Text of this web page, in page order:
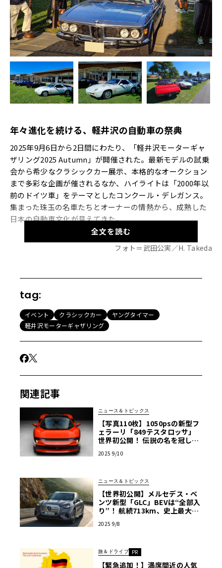
年々進化を続ける、軽井沢の自動車の祭典
2025年9月6日から2日間にわたり、「軽井沢モーターギャ
ザリング2025 Autumn」が開催された。最新モデルの試乗
会から希少なクラシックカー展示、本格的なオークション
まで多彩な企画が催されるなか、ハイライトは「2000年以
前のドイツ車」をテーマとしたコンクール・デレガンス。
集まった珠玉の名車たちとオーナーの情熱から、成熟した
日本の自動車文化が見えてきた。
【画像74枚】晩夏の軽井沢に新旧の名車が集結！「軽井沢
最新EVからディフェンダーまで、国内外の注目モデル
が集結
わが国を代表する高級避暑地、長野・軽井沢には日本国内
のみならず、今や世界各国から観光客や別荘族が集結して
いるが、ここ数年は自動車愛好家にとっても注目を集める
場所となっているようだ。
JR軽井沢駅前に拡がる巨大ショッピングモール「軽井沢プ
リンスショッピングプラザ（PSP）ガーデンモール 芝生の
ひろば」を舞台として、さる2025年9月6（土）～7日
（日）、大規模な自動車イベント集合体「軽井沢モーター
ギャザリング2025 Autumn」が開催された。
全文を読む
フォト＝武田公実／H. Takeda
tag:
イベント クラシックカー
ヤングタイマー
軽井沢モーターギャザリング
関連記事
ニュース＆トピックス
【写真110枚】1050psの新型フ
ェラーリ「849テスタロッサ」
世界初公開！ 伝説の名を冠した
2025 9/10
ニュース＆トピックス
【世界初公開】メルセデス・ベ
ンツ新型「GLC」BEVは“全部入
り”！ 航続713km、史上最大ス
2025 9/8
旅＆ドライブ PR
【緊急追加！】満席間近の人気